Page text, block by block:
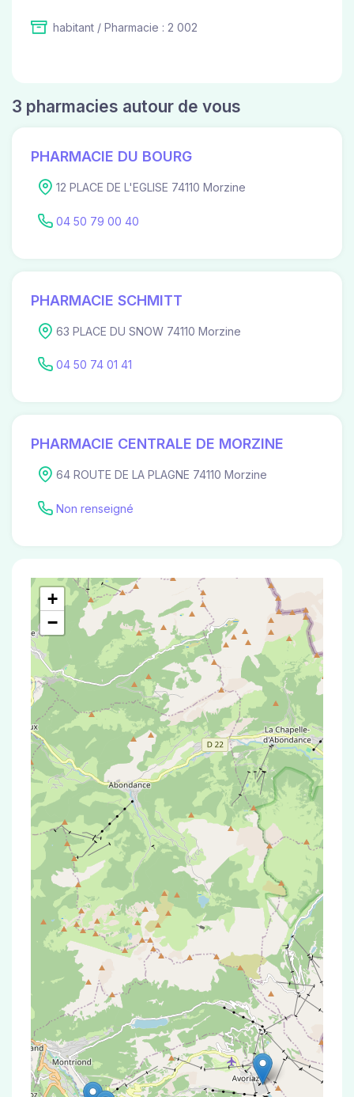
habitant / Pharmacie : 2 002
3 pharmacies autour de vous
PHARMACIE DU BOURG
12 PLACE DE L'EGLISE 74110 Morzine
04 50 79 00 40
PHARMACIE SCHMITT
63 PLACE DU SNOW 74110 Morzine
04 50 74 01 41
PHARMACIE CENTRALE DE MORZINE
64 ROUTE DE LA PLAGNE 74110 Morzine
Non renseigné
+
−